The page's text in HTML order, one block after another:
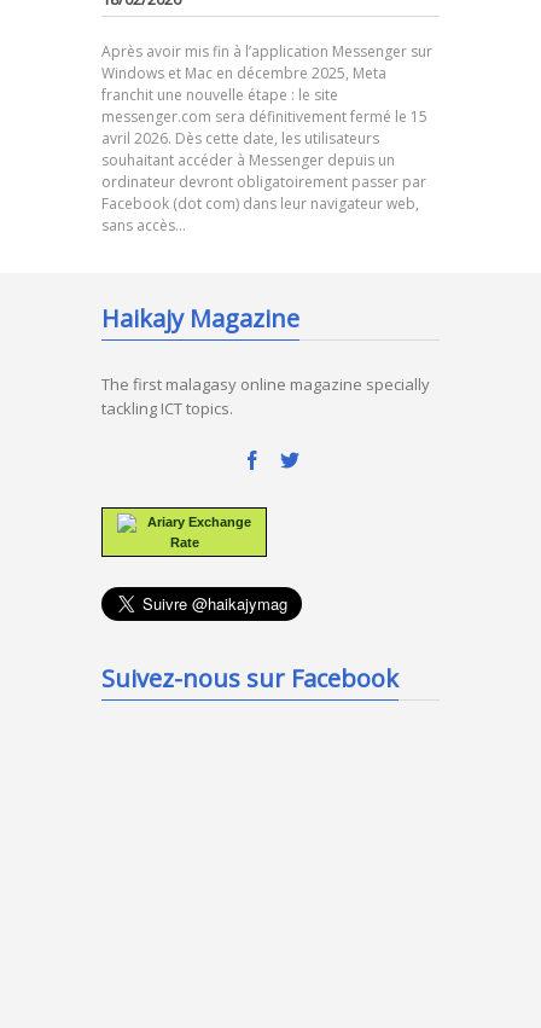
Après avoir mis fin à l’application Messenger sur
Windows et Mac en décembre 2025, Meta
franchit une nouvelle étape : le site
messenger.com sera définitivement fermé le 15
avril 2026. Dès cette date, les utilisateurs
souhaitant accéder à Messenger depuis un
ordinateur devront obligatoirement passer par
Facebook (dot com) dans leur navigateur web,
sans accès…
Haikajy Magazine
The first malagasy online magazine specially
tackling ICT topics.
Ariary Exchange
Rate
Suivez-nous sur Facebook